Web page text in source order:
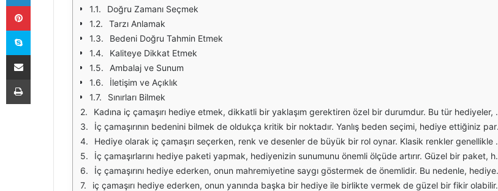
Doğru Zamanı Seçmek
Tarzı Anlamak
Bedeni Doğru Tahmin Etmek
Kaliteye Dikkat Etmek
Ambalaj ve Sunum
İletişim ve Açıklık
Sınırları Bilmek
Kadına iç çamaşırı hediye etmek, dikkatli bir yaklaşım gerektiren özel bir durumdur. Bu tür hediyeler, samimiyetin ve bağlılığın bir sembolü olabilir, ancak doğru seçimler yapmadığınızda yanlış anlaşılmalara neden olabilir. İlk olarak, hediye edeceğiniz kadının stilini ve zevklerini iyi tanımalısınız. Her kadının iç çamaşırı tercihleri farklıdır; bazıları sade ve klasik parçaları tercih ederken, bazıları renkli ve cesur tasarımlardan hoşlanır. Bu nedenle, onun tarzını göz önünde bulundurmak çok önemlidir.
İç çamaşırının bedenini bilmek de oldukça kritik bir noktadır. Yanlış beden seçimi, hediye ettiğiniz parçanın kullanılmamasına yol açabilir. Eğer onun bedenini bilmiyorsanız, onunla iç çamaşırı alışverişi yaparak ya da arkadaşlarından bilgi alarak bu detayı öğrenebilirsiniz. Beden bilgisi, hem hediye ettiğiniz parçanın rahatlığı hem de onun kendini iyi hissetmesi açısından son derece önemlidir.
Hediye olarak iç çamaşırı seçerken, renk ve desenler de büyük bir rol oynar. Klasik renkler genellikle daha güvenli bir seçimdir; siyah, beyaz veya ten rengi gibi. Ancak, eğer hediye ettiğiniz kişi daha cesur ve renkli tasarımlardan hoşlanıyorsa, onun zevkine uygun daha canlı renkler ve desenler de tercih edilebilir. Bunun yanı sıra, iç çamaşırının kalitesi de dikkate alınmalıdır. Pamuk, dantel veya saten gibi kaliteli malzemelerden yapılmış parçalar, hem şıklık hem de konfor açısından tercih edilmelidir.
İç çamaşırlarını hediye paketi yapmak, hediyenizin sunumunu önemli ölçüde artırır. Güzel bir paket, hediye ettiğiniz kişinin kendisini özel hissetmesini sağlar. Ayrıca, hediye verirken bir not bırakmak da güzel bir dokunuş olabilir. Bu notta, neden bu hediyeyi seçtiğinizi veya ona olan duygularınızı ifade edebilirsiniz. Bu tür kişisel dokunuşlar, hediyenizi daha anlamlı kılacaktır.
İç çamaşırını hediye ederken, onun mahremiyetine saygı göstermek de önemlidir. Bu nedenle, hediye verirken özel bir ortam seçmek, onun rahat hissetmesini sağlayabilir. Kalabalık bir ortamda, hediye vermek yerine daha samimi ve özel bir an yaratmak daha uygun olabilir. Bu, hem hediye ettiğiniz kadının kendini özel hissetmesini sağlar hem de ilişkinizi güçlendirir.
iç çamaşırı hediye ederken, onun yanında başka bir hediye ile birlikte vermek de güzel bir fikir olabilir. Örneğin, bir parfüm veya şık bir sabahlık ile birlikte iç çamaşırı hediye etmek, onu daha özel kılabilir. Bu tür kombinasyonlar, hediye seçiminde yaratıcılığınızı konuşturmanıza olanak tanır ve ona olan ilginizi gösterir.
Pinterest
Skype
E-Posta ile paylaş